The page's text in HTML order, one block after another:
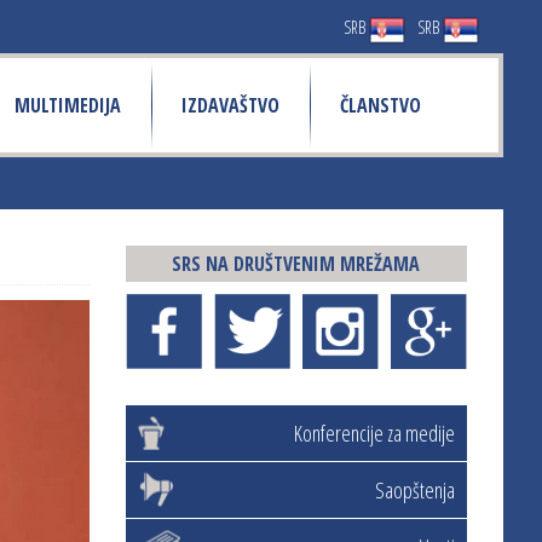
SRB SRB
MULTIMEDIJA IZDAVAŠTVO ČLANSTVO
SRS NA DRUŠTVENIM MREŽAMA
Konferencije za medije
Saopštenja